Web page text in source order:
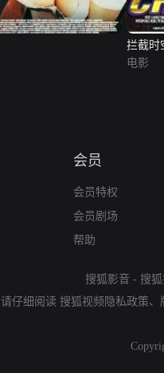
拦截时
电影
会员
会员特权
会员剧场
帮助
搜狐影音 - 搜
请仔细阅读 搜狐视频隐私政策、